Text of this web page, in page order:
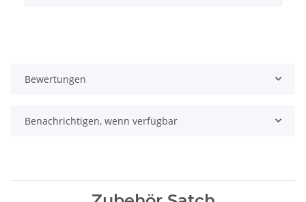
Bewertungen
Benachrichtigen, wenn verfügbar